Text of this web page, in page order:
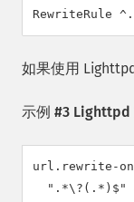
RewriteRule
如果使用
示例 #3 Lighttpd
url.rewrite-
".*\?(.*)$"